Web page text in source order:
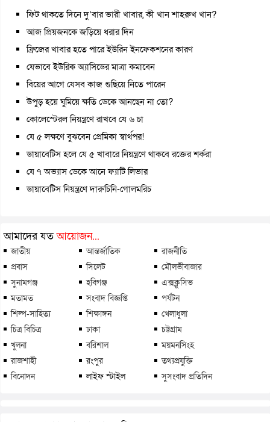
ফিট থাকতে দিনে দু’বার ভারী খাবার, কী খান শাহরুখ খান?
আজ প্রিয়জনকে জড়িয়ে ধরার দিন
ফ্রিজের খাবার হতে পারে ইউরিন ইনফেকশনের কারণ
যেভাবে ইউরিক অ্যাসিডের মাত্রা কমাবেন
বিয়ের আগে যেসব কাজ গুছিয়ে নিতে পারেন
উপুড় হয়ে ঘুমিয়ে ক্ষতি ডেকে আনছেন না তো?
কোলেস্টেরল নিয়ন্ত্রণে রাখবে যে ৬ চা
যে ৫ লক্ষণে বুঝবেন প্রেমিকা স্বার্থপর!
ডায়াবেটিস হলে যে ৫ খাবারে নিয়ন্ত্রণে থাকবে রক্তের শর্করা
যে ৭ অভ্যাস ডেকে আনে ফ্যাটি লিভার
ডায়াবেটিস নিয়ন্ত্রণে দারুচিনি-গোলমরিচ
আমাদের যতআয়োজন...
জাতীয় আন্তর্জাতিক
রাজনীতি
প্রবাস
সিলেট
মৌলভীবাজার
সুনামগঞ্জ
হবিগঞ্জ
এক্সক্লুসিভ
মতামত
সংবাদ বিজ্ঞপ্তি
পর্যটন
শিল্প-সাহিত্য
শিক্ষাঙ্গন
খেলাধুলা
চিত্র বিচিত্র
ঢাকা
চট্টগ্রাম
খুলনা
বরিশাল
ময়মনসিংহ
রাজশাহী
রংপুর
তথ্যপ্রযুক্তি
বিনোদন
লাইফ স্টাইল সুসংবাদ প্রতিদিন